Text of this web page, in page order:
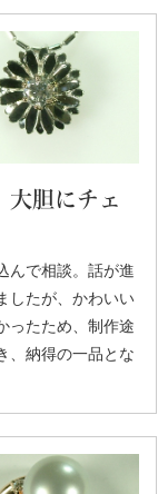
大胆にチェ
んで相談。話が進
したが、かわいい
ったため、制作途
、納得の一品とな